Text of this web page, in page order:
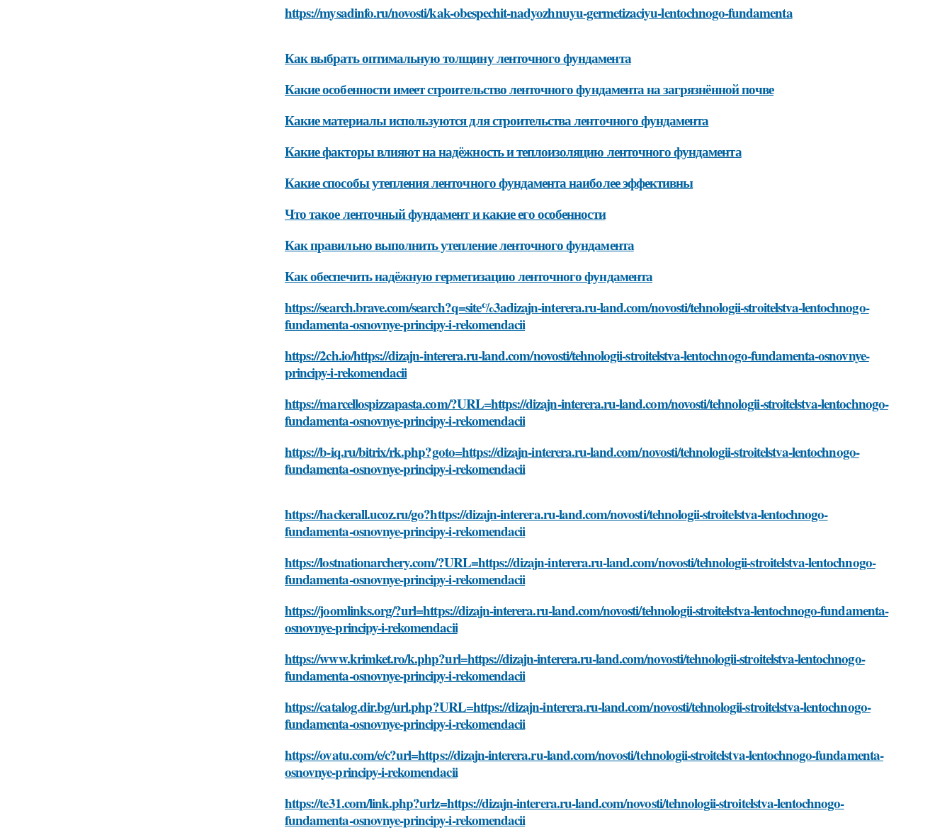
https://mysadinfo.ru/novosti/kak-obespechit-nadyozhnuyu-germetizaciyu-lentochnogo-fundamenta
Как выбрать оптимальную толщину ленточного фундамента
Какие особенности имеет строительство ленточного фундамента на загрязнённой почве
Какие материалы используются для строительства ленточного фундамента
Какие факторы влияют на надёжность и теплоизоляцию ленточного фундамента
Какие способы утепления ленточного фундамента наиболее эффективны
Что такое ленточный фундамент и какие его особенности
Как правильно выполнить утепление ленточного фундамента
Как обеспечить надёжную герметизацию ленточного фундамента
https://search.brave.com/search?q=site%3adizajn-interera.ru-land.com/novosti/tehnologii-stroitelstva-lentochnogo-
fundamenta-osnovnye-principy-i-rekomendacii
https://2ch.io/https://dizajn-interera.ru-land.com/novosti/tehnologii-stroitelstva-lentochnogo-fundamenta-osnovnye-
principy-i-rekomendacii
https://marcellospizzapasta.com/?URL=https://dizajn-interera.ru-land.com/novosti/tehnologii-stroitelstva-lentochnogo-
fundamenta-osnovnye-principy-i-rekomendacii
https://b-iq.ru/bitrix/rk.php?goto=https://dizajn-interera.ru-land.com/novosti/tehnologii-stroitelstva-lentochnogo-
fundamenta-osnovnye-principy-i-rekomendacii
https://hackerall.ucoz.ru/go?https://dizajn-interera.ru-land.com/novosti/tehnologii-stroitelstva-lentochnogo-
fundamenta-osnovnye-principy-i-rekomendacii
https://lostnationarchery.com/?URL=https://dizajn-interera.ru-land.com/novosti/tehnologii-stroitelstva-lentochnogo-
fundamenta-osnovnye-principy-i-rekomendacii
https://joomlinks.org/?url=https://dizajn-interera.ru-land.com/novosti/tehnologii-stroitelstva-lentochnogo-fundamenta-
osnovnye-principy-i-rekomendacii
https://www.krimket.ro/k.php?url=https://dizajn-interera.ru-land.com/novosti/tehnologii-stroitelstva-lentochnogo-
fundamenta-osnovnye-principy-i-rekomendacii
https://catalog.dir.bg/url.php?URL=https://dizajn-interera.ru-land.com/novosti/tehnologii-stroitelstva-lentochnogo-
fundamenta-osnovnye-principy-i-rekomendacii
https://ovatu.com/e/c?url=https://dizajn-interera.ru-land.com/novosti/tehnologii-stroitelstva-lentochnogo-fundamenta-
osnovnye-principy-i-rekomendacii
https://te31.com/link.php?urlz=https://dizajn-interera.ru-land.com/novosti/tehnologii-stroitelstva-lentochnogo-
fundamenta-osnovnye-principy-i-rekomendacii